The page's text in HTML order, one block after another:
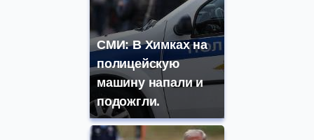
СМИ: В Химках на
полицейскую
машину напали и
подожгли.